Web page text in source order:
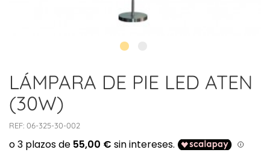
LÁMPARA DE PIE LED ATEN
(30W)
REF: 06-325-30-002